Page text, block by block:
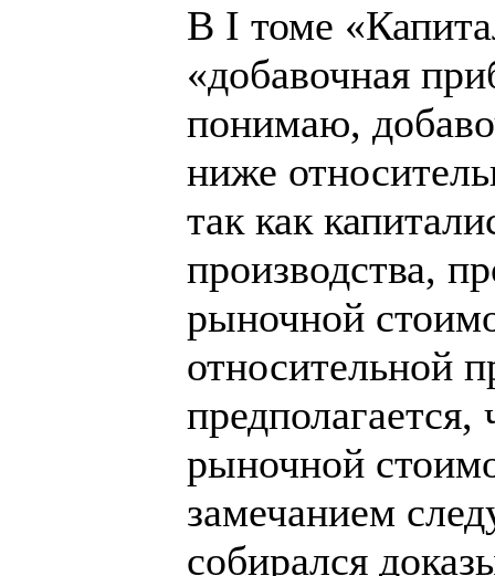
В I томе
«добавочная
понимаю,
ниже
так как
производства,
рыночной
относительной
рыночной
замечанием
собирался